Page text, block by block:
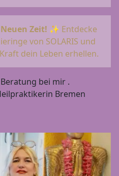
Zeit! ✨ Entdecke
von SOLARIS und
dein Leben erhellen.
bei mir .
Bremen